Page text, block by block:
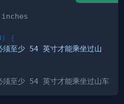
)
{
须至少 54 英寸才能乘坐过山
少 54 英寸才能乘坐过山车